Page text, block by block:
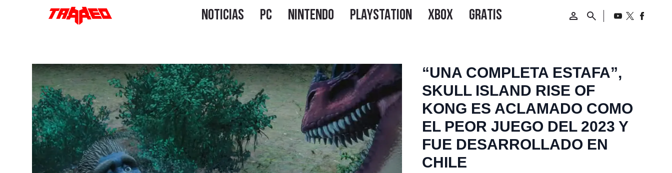
“UNA COMPLETA ESTAFA”,
SKULL ISLAND RISE OF
KONG ES ACLAMADO COMO
EL PEOR JUEGO DEL 2023 Y
FUE DESARROLLADO EN
CHILE